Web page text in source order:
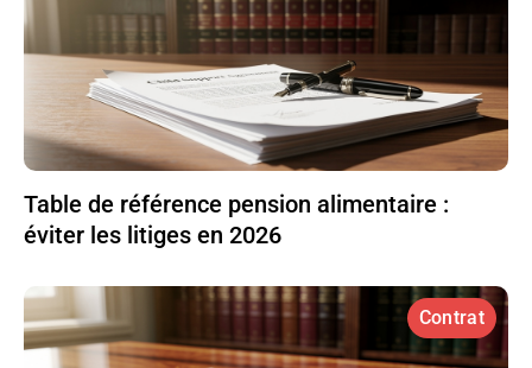
Table de référence pension alimentaire :
éviter les litiges en 2026
Contrat